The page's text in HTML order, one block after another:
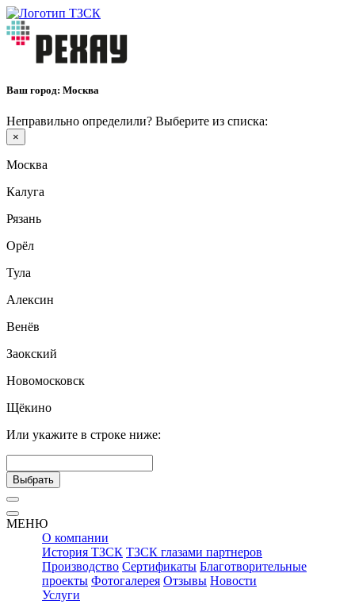
Ваш город: Москва
Неправильно определили? Выберите из списка:
×
Москва
Калуга
Рязань
Орёл
Тула
Алексин
Венёв
Заокский
Новомосковск
Щёкино
Или укажите в строке ниже:
Выбрать
МЕНЮ
О компании
История ТЗСК ТЗСК глазами партнеров
Производство Сертификаты Благотворительные
проекты Фотогалерея Отзывы Новости
Услуги